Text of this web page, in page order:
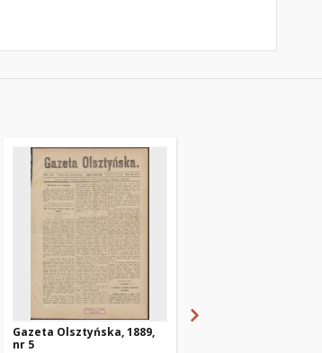
Gazeta Olsztyńska, 1889,
nr 5